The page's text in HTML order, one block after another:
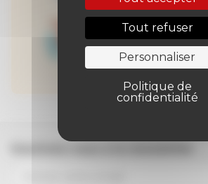
Tout refuser
Personnaliser
Politique de
confidentialité